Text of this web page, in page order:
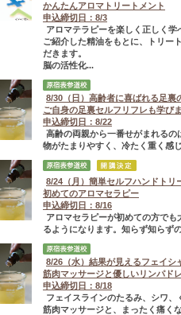
かんたんアロマトリートメント
申込締切日：8/3
アロマテラピーを楽しく正しく
ご紹介した精油をもとに、トリー
だきます。
脳の活性化...
8/30（日）高齢者に喜ばれる足裏
ご自身の足裏セルフリフレも学び
申込締切日：8/22
高齢の両親から一番せがまれる
物がたまりやすく、冷たく重く感
8/24（月）簡単セルフハンドトリ
初めてのアロマセラピー
申込締切日：8/16
アロマセラピーが初めての方で
るようになります。知らず知らず
8/26（水）結果が見えるフェイシ
筋肉マッサージと優しいリンパド
申込締切日：8/18
フェイスラインのたるみ、シワ
筋肉マッサージと、まったく痛く